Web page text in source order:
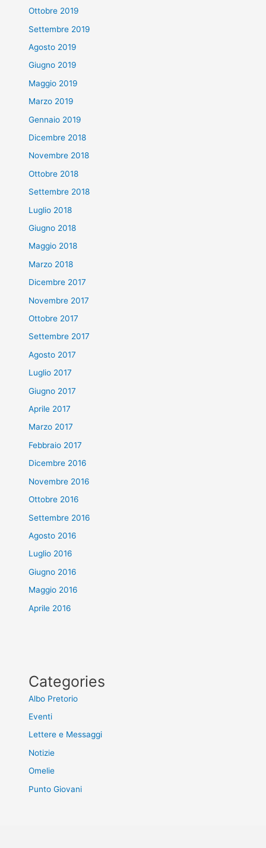
Ottobre 2019
Settembre 2019
Agosto 2019
Giugno 2019
Maggio 2019
Marzo 2019
Gennaio 2019
Dicembre 2018
Novembre 2018
Ottobre 2018
Settembre 2018
Luglio 2018
Giugno 2018
Maggio 2018
Marzo 2018
Dicembre 2017
Novembre 2017
Ottobre 2017
Settembre 2017
Agosto 2017
Luglio 2017
Giugno 2017
Aprile 2017
Marzo 2017
Febbraio 2017
Dicembre 2016
Novembre 2016
Ottobre 2016
Settembre 2016
Agosto 2016
Luglio 2016
Giugno 2016
Maggio 2016
Aprile 2016
Categories
Albo Pretorio
Eventi
Lettere e Messaggi
Notizie
Omelie
Punto Giovani